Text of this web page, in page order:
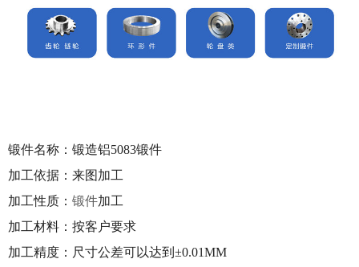
锻件名称： 锻造铝5083锻件
加工依据：来图加工
加工性质： 锻件加工
加工材料：按客户要求
加工精度：尺寸公差可以达到±0.01MM